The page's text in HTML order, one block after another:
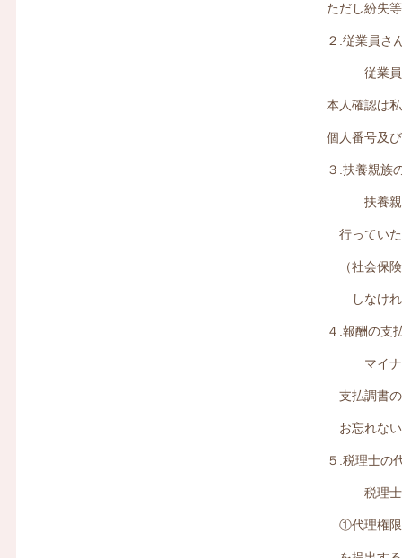
ただし紛失
２.従業員さ
従業員さ
本人確認は
個人番号及
３.扶養親族
扶養親族
行っていた
（社会保険
しなけれ
４.報酬の支
マイナン
支払調書の
お忘れな
５.税理士の
税理士が
①代理権限